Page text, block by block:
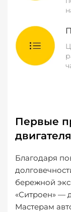
Первые
Благодаря
бережной
«Ситроен» —
Мастерам